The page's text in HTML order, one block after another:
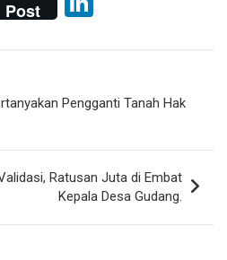
Post
ke
n
Pengganti Tanah Hak
Ratusan Juta di Embat
Kepala Desa Gudang.